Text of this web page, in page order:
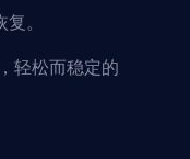
。
轻松而稳定的